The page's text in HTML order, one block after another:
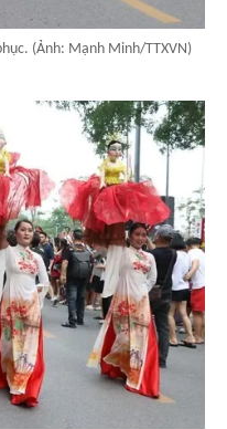
(Ảnh: Mạnh Minh/TTXVN)